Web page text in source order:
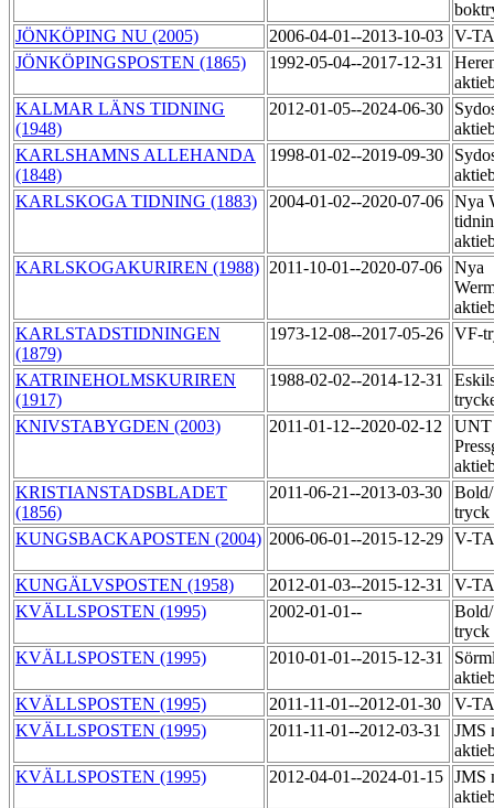
JÖNKÖPING NU (2005)
2006-04-01--2013-10-03 V-
JÖNKÖPINGSPOSTEN (1865)
1992-05-04--2017-12-31
KALMAR LÄNS TIDNING
(1948)
2012-01-05--2024-06-30
KARLSHAMNS ALLEHANDA
(1848)
1998-01-02--2019-09-30
KARLSKOGA TIDNING (1883)
2004-01-02--2020-07-06 Nya
KARLSKOGAKURIREN (1988) 2011-10-01--2020-07-06
Nya
KARLSTADSTIDNINGEN
(1879)
1973-12-08--2017-05-26 VF-
KATRINEHOLMSKURIREN
(1917)
1988-02-02--2014-12-31
KNIVSTABYGDEN (2003)
2011-01-12--2020-02-12
UNT
KRISTIANSTADSBLADET
(1856)
2011-06-21--2013-03-30
Bold/
tryck
KUNGSBACKAPOSTEN (2004) 2006-06-01--2015-12-29 V-
KUNGÄLVSPOSTEN (1958) 2012-01-03--2015-12-31
V-
KVÄLLSPOSTEN (1995)
2002-01-01--
Bold/
tryck
KVÄLLSPOSTEN (1995)
2010-01-01--2015-12-31
KVÄLLSPOSTEN (1995)
2011-11-01--2012-01-30
V-
KVÄLLSPOSTEN (1995)
2011-11-01--2012-03-31
JMS
KVÄLLSPOSTEN (1995)
2012-04-01--2024-01-15 JMS